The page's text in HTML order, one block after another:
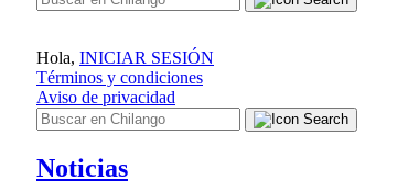
Hola, INICIAR SESIÓN
Términos y condiciones
Aviso de privacidad
Noticias